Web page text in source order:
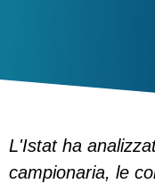
L'Istat ha
campionaria, le